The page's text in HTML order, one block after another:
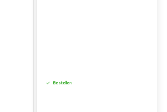
Bestellen